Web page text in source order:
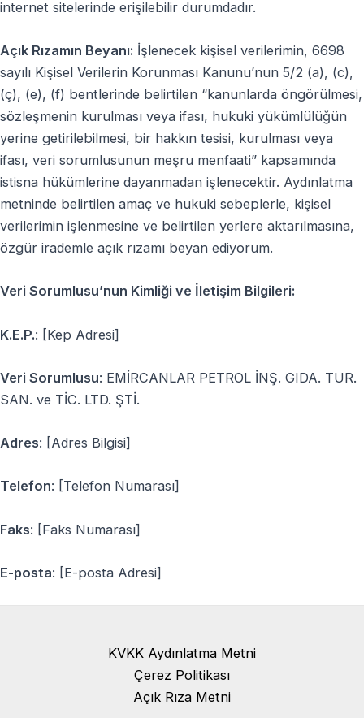
internet sitelerinde erişilebilir durumdadır.
Açık Rızamın Beyanı: İşlenecek kişisel verilerimin, 6698
sayılı Kişisel Verilerin Korunması Kanunu’nun 5/2 (a), (c),
(ç), (e), (f) bentlerinde belirtilen “kanunlarda öngörülmesi,
sözleşmenin kurulması veya ifası, hukuki yükümlülüğün
yerine getirilebilmesi, bir hakkın tesisi, kurulması veya
ifası, veri sorumlusunun meşru menfaati” kapsamında
istisna hükümlerine dayanmadan işlenecektir. Aydınlatma
metninde belirtilen amaç ve hukuki sebeplerle, kişisel
verilerimin işlenmesine ve belirtilen yerlere aktarılmasına,
özgür irademle açık rızamı beyan ediyorum.
Veri Sorumlusu’nun Kimliği ve İletişim Bilgileri:
K.E.P.: [Kep Adresi]
Veri Sorumlusu: EMİRCANLAR PETROL İNŞ. GIDA. TUR.
SAN. ve TİC. LTD. ŞTİ.
Adres: [Adres Bilgisi]
Telefon: [Telefon Numarası]
Faks: [Faks Numarası]
E-posta: [E-posta Adresi]
KVKK Aydınlatma Metni
Çerez Politikası
Açık Rıza Metni